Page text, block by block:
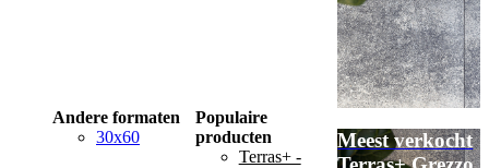
Andere formaten
30x60
Populaire
producten
Terras+ -
Meest verkocht